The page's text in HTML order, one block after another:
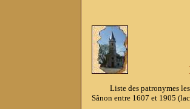
Liste des patronymes les
Sânon entre 1607 et 1905